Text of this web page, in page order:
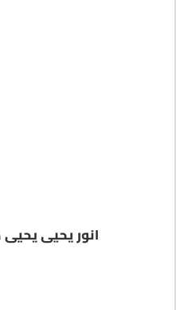
انور يحيى